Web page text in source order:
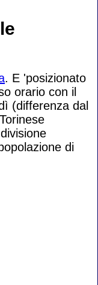
. E 'posizionato
orario con il
(differenza dal
di